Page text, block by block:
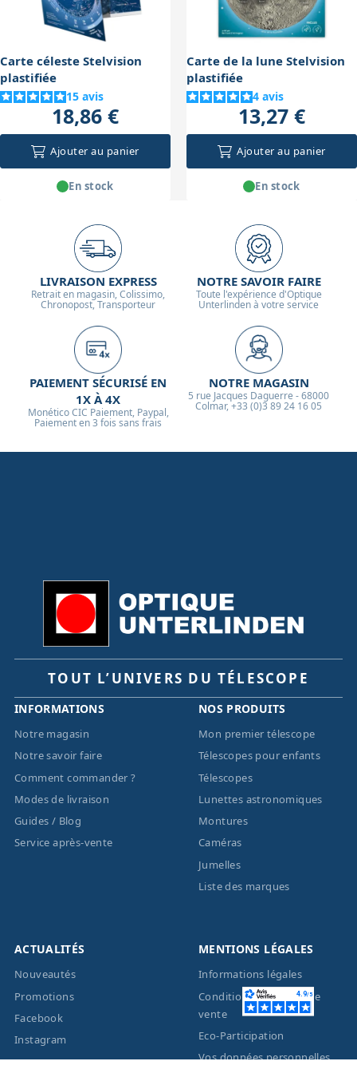
dédié avec suivi et caméra refroidie est nécessaire.
Carte céleste Stelvision
plastifiée
15 avis
18,86 €
Ajouter au panier
En stock
Carte de la lune Stelvision
plastifiée
4 avis
13,27 €
Ajouter au panier
En stock
LIVRAISON EXPRESS
Retrait en magasin, Colissimo,
Chronopost, Transporteur
NOTRE SAVOIR FAIRE
Toute l'expérience d'Optique
Unterlinden à votre service
PAIEMENT SÉCURISÉ EN
1X À 4X
Monético CIC Paiement, Paypal,
Paiement en 3 fois sans frais
NOTRE MAGASIN
5 rue Jacques Daguerre - 68000
Colmar, +33 (0)3 89 24 16 05
TOUT L’UNIVERS DU TÉLESCOPE
INFORMATIONS
Notre magasin
Notre savoir faire
Comment commander ?
Modes de livraison
Guides / Blog
Service après-vente
NOS PRODUITS
Mon premier télescope
Télescopes pour enfants
Télescopes
Lunettes astronomiques
Montures
Caméras
Jumelles
Liste des marques
ACTUALITÉS
Nouveautés
Promotions
Facebook
Instagram
MENTIONS LÉGALES
Informations légales
Conditions générales de
vente
Eco-Participation
Vos données personnelles